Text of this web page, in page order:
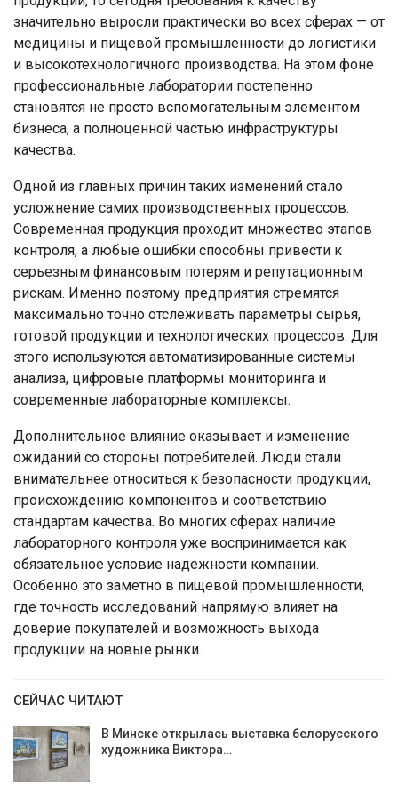
значительно выросли практически во всех сферах — от
медицины и пищевой промышленности до логистики
и высокотехнологичного производства. На этом фоне
профессиональные лаборатории постепенно
становятся не просто вспомогательным элементом
бизнеса, а полноценной частью инфраструктуры
качества.
Одной из главных причин таких изменений стало
усложнение самих производственных процессов.
Современная продукция проходит множество этапов
контроля, а любые ошибки способны привести к
серьезным финансовым потерям и репутационным
рискам. Именно поэтому предприятия стремятся
максимально точно отслеживать параметры сырья,
готовой продукции и технологических процессов. Для
этого используются автоматизированные системы
анализа, цифровые платформы мониторинга и
современные лабораторные комплексы.
Дополнительное влияние оказывает и изменение
ожиданий со стороны потребителей. Люди стали
внимательнее относиться к безопасности продукции,
происхождению компонентов и соответствию
стандартам качества. Во многих сферах наличие
лабораторного контроля уже воспринимается как
обязательное условие надежности компании.
Особенно это заметно в пищевой промышленности,
где точность исследований напрямую влияет на
доверие покупателей и возможность выхода
продукции на новые рынки.
СЕЙЧАС ЧИТАЮТ
В Минске открылась выставка белорусского
художника Виктора…